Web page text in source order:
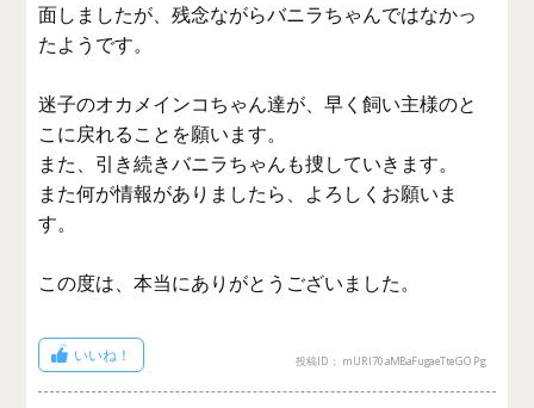
面しましたが、残念ながらバニラちゃんではなかっ
たようです。
迷子のオカメインコちゃん達が、早く飼い主様のと
こに戻れることを願います。
また、引き続きバニラちゃんも捜していきます。
また何が情報がありましたら、よろしくお願いま
す。
この度は、本当にありがとうございました。
いいね！ 投稿ID： mURl70aMBaFugaeTteGOPg